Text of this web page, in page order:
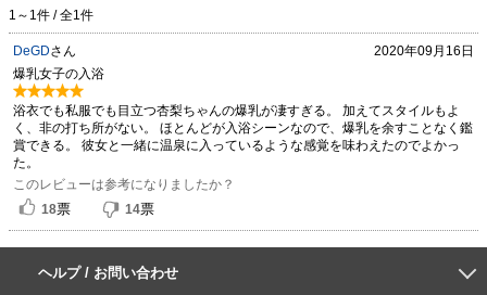
1～1件 / 全1件
DeGDさん
2020年09月16日
爆乳女子の入浴
浴衣でも私服でも目立つ杏梨ちゃんの爆乳が凄すぎる。 加えてスタイルもよ
く、非の打ち所がない。 ほとんどが入浴シーンなので、爆乳を余すことなく鑑
賞できる。 彼女と一緒に温泉に入っているような感覚を味わえたのでよかっ
た。
このレビューは参考になりましたか？
18票 14票
ヘルプ / お問い合わせ